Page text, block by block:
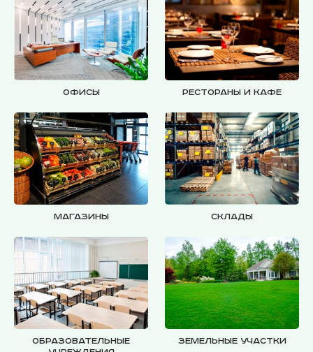
Офисы Рестораны и кафе
Магазины Склады
Образовательные
Земельные участки